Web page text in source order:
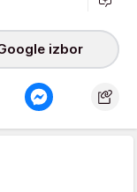
izbor